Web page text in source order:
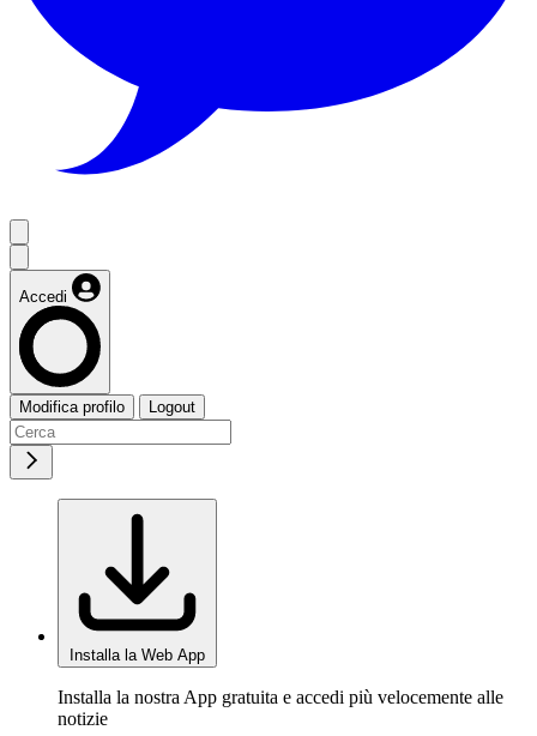
Accedi
Modifica profilo Logout
Installa la Web App
Installa la nostra App gratuita e accedi più velocemente alle
notizie